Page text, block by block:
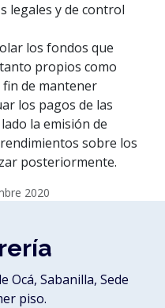
legales y de control
los fondos que
propios como
de mantener
los pagos de las
la emisión de
sobre los
posteriormente.
2020
Ocá, Sabanilla, Sede
piso.